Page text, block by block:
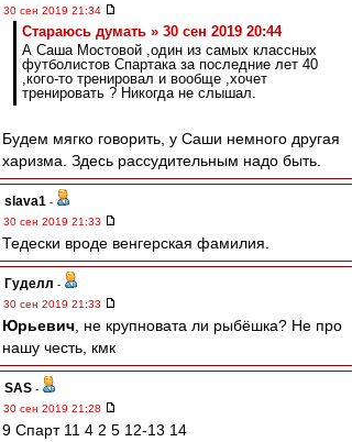
30 сен 2019 21:34
Стараюсь думать » 30 сен 2019 20:44
А Саша Мостовой ,один из самых классных
футболистов Спартака за последние лет 40
,кого-то тренировал и вообще ,хочет
тренировать ? Никогда не слышал.
Будем мягко говорить, у Саши немного другая
харизма. Здесь рассудительным надо быть.
slava1 -
30 сен 2019 21:33
Тедески вроде венгерская фамилия.
Гуделл -
30 сен 2019 21:33
Юрьевич , не крупновата ли рыбёшка? Не про
нашу честь, кмк
SAS -
30 сен 2019 21:28
9 Спарт 11 4 2 5 12-13 14